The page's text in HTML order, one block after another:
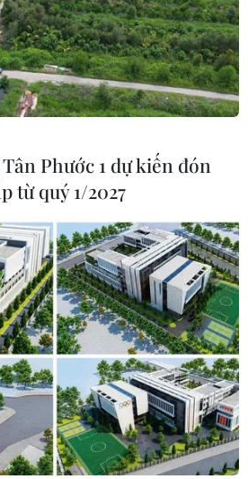
Phước 1 dự kiến đón
từ quý 1/2027